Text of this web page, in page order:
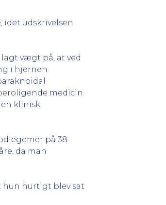
idet udskrivelsen
vægt på, at ved
i hjernen
medicin
en klinisk
på 38.
da man
hun hurtigt blev sat